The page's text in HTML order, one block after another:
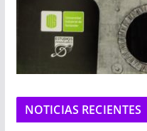
NOTICIAS RECIENTES